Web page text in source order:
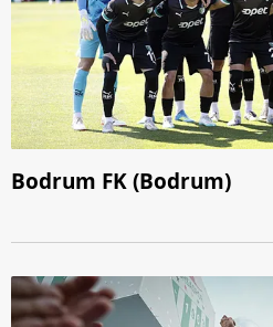
Bodrum FK (Bodrum)